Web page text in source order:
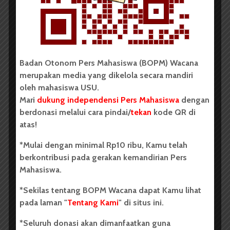
Ketika pengajian selesai, Zubaidar mengisahkan
bagaimana ia mendapat hidayah saat jadi buruh di
pabrik mukena. Melihat mukena ia teringat Anduang-
nya, Anduang yang mukenanya apek dan lusuh,
mukena Anduang yang sudah entah berapa kali
lebaran tak berganti. Anduang yang pernah ia
tinggalkan sebagai bentuk protes pada nasib. Ia
merasa harus mencari tahu lagi tentang jadi siapa dan
bagaimana ia seharusnya dalam hidup
“Kau tahu Na, aku sangat mensyukuri jadi diriku
seutuhnya, Tuhan meletakkan kita pada posisi yang
kita kemampuan merawat dan mengurus laki-laki
dengan tangan kita sendiri, laki-laki bukan apa-apa
Badan Otonom Pers Mahasiswa (BOPM) Wacana
merupakan media yang dikelola secara mandiri
oleh mahasiswa USU.
Mari dukung independensi Pers Mahasiswa dengan
berdonasi melalui cara pindai/tekan kode QR di
atas!
*Mulai dengan minimal Rp10 ribu, Kamu telah
berkontribusi pada gerakan kemandirian Pers
Mahasiswa.
*Sekilas tentang BOPM Wacana dapat Kamu lihat
pada laman "Tentang Kami" di situs ini.
*Seluruh donasi akan dimanfaatkan guna